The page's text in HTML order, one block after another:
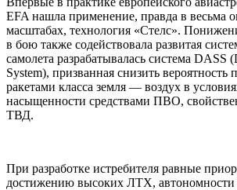
EFA нашла применение, правда в весьма
масштабах, технология «Стелc».
в бою также содействовала развитая
самолета разрабатывалась система DASS
System), призванная снизить вероятность
ракетами класса земля — воздух в
насыщенности средствами ПВО,
ТВД.
При разработке истребителя равные
достижению высоких ЛТХ, автономности